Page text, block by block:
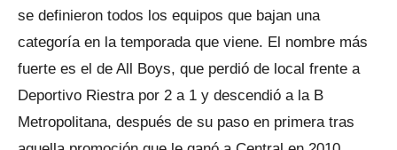
se definieron todos los equipos que bajan una
categoría en la temporada que viene. El nombre más
fuerte es el de All Boys, que perdió de local frente a
Deportivo Riestra por 2 a 1 y descendió a la B
Metropolitana, después de su paso en primera tras